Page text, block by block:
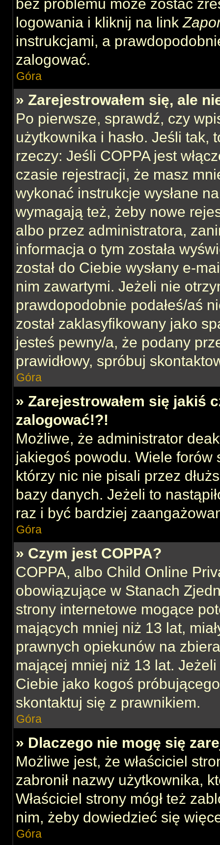
bez problemu może zostać
logowania i kliknij na link
instrukcjami, a
zalogować.
Góra
» Zarejestrowałem się, ale
Po pierwsze, sprawdź, czy
użytkownika i hasło. Jeśli tak,
rzeczy: Jeśli COPPA jest
czasie rejestracji, że masz
wykonać instrukcje wysłane
wymagają też, żeby nowe
albo przez administratora,
informacja o tym została
został do Ciebie wysłany e-
nim zawartymi. Jeżeli nie
prawdopodobnie podałeś/aś
został zaklasyfikowany jako
jesteś pewny/a, że podany
prawidłowy, spróbuj
Góra
» Zarejestrowałem się jakiś
zalogować!?!
Możliwe, że administrator
jakiegoś powodu. Wiele forów
którzy nic nie pisali przez
bazy danych. Jeżeli to
raz i być bardziej
Góra
» Czym jest COPPA?
COPPA, albo Child Online
obowiązujące w Stanach
strony internetowe mogące
mających mniej niż 13 lat,
prawnych opiekunów na
mającej mniej niż 13 lat.
Ciebie jako kogoś
skontaktuj się z prawnikiem.
Góra
» Dlaczego nie mogę się
Możliwe jest, że właściciel
zabronił nazwy użytkownika,
Właściciel strony mógł też
nim, żeby dowiedzieć się
Góra